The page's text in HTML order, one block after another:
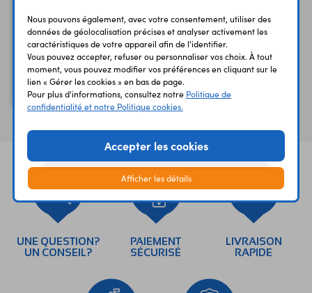
Socle de connexion pour
thermocouple IM-K-IEC
UNE QUESTION?
UN CONSEIL?
PAIEMENT
SÉCURISÉ
LIVRAISON
RAPIDE
Nous pouvons également, avec votre consentement, utiliser des
données de géolocalisation précises et analyser activement les
caractéristiques de votre appareil afin de l'identifier.
Vous pouvez accepter, refuser ou personnaliser vos choix. À tout
moment, vous pouvez modifier vos préférences en cliquant sur le
lien « Gérer les cookies » en bas de page.
Pour plus d'informations, consultez notre Politique de
confidentialité et notre Politique cookies.
Accepter les cookies
Afficher les détails